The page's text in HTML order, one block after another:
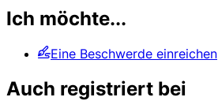
Ich möchte...
Eine Beschwerde einreichen
Auch registriert bei